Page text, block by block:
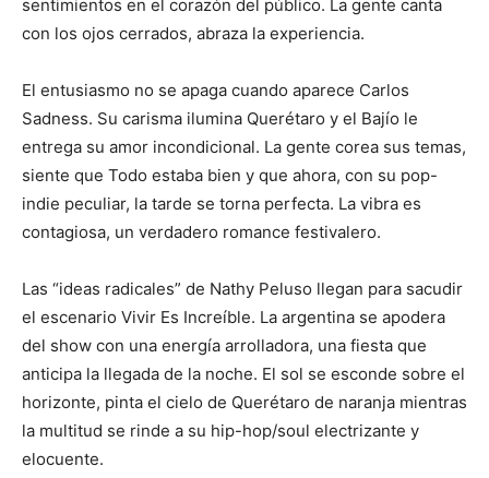
sentimientos en el corazón del público. La gente canta
con los ojos cerrados, abraza la experiencia.
El entusiasmo no se apaga cuando aparece Carlos
Sadness. Su carisma ilumina Querétaro y el Bajío le
entrega su amor incondicional. La gente corea sus temas,
siente que Todo estaba bien y que ahora, con su pop-
indie peculiar, la tarde se torna perfecta. La vibra es
contagiosa, un verdadero romance festivalero.
Las “ideas radicales” de Nathy Peluso llegan para sacudir
el escenario Vivir Es Increíble. La argentina se apodera
del show con una energía arrolladora, una fiesta que
anticipa la llegada de la noche. El sol se esconde sobre el
horizonte, pinta el cielo de Querétaro de naranja mientras
la multitud se rinde a su hip-hop/soul electrizante y
elocuente.